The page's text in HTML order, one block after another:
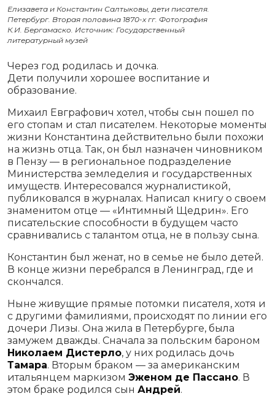
Елизавета и Константин Салтыковы, дети писателя.
Петербург. Вторая половина 1870-х гг. Фотография
К.И. Бергамаско. Источник: Государственный
литературный музей
Через год родилась и дочка.
Дети получили хорошее воспитание и
образование.
Михаил Евграфович хотел, чтобы сын пошел по
его стопам и стал писателем. Некоторые моменты
жизни Константина действительно были похожи
на жизнь отца. Так, он был назначен чиновником
в Пензу — в региональное подразделение
Министерства земледелия и государственных
имуществ. Интересовался журналистикой,
публиковался в журналах. Написал книгу о своем
знаменитом отце — «Интимный Щедрин». Его
писательские способности в будущем часто
сравнивались с талантом отца, не в пользу сына.
Константин был женат, но в семье не было детей.
В конце жизни перебрался в Ленинград, где и
скончался.
Ныне живущие прямые потомки писателя, хотя и
с другими фамилиями, происходят по линии его
дочери Лизы. Она жила в Петербурге, была
замужем дважды. Сначала за польским бароном
Николаем Дистерло, у них родилась дочь
Тамара. Вторым браком — за американским
итальянцем маркизом Эженом де Пассано. В
этом браке родился сын Андрей.